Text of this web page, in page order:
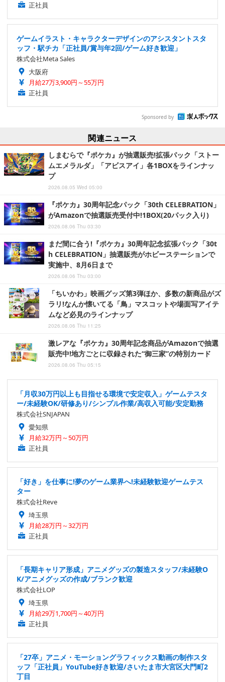
正社員
ゲームイラスト・キャラクターデザインのアシスタントスタ
ッフ・駅チカ「正社員/賞与年2回/ゲーム好き歓迎」
株式会社Meta Sales
大阪府
月給27万3,900円～55万円
正社員
Sponsored by
関連ニュース
しまむらで『ポケカ』が抽選販売!拡張パック「ストー
ムエメラルダ」「アビスアイ」各1BOXをラインナッ
プ
2026.08.05 Wed 05:00
『ポケカ』30周年記念パック「30th CELEBRATION」
がAmazonで抽選販売受付中!1BOX(20パック入り)
2026.08.06 Thu 03:30
まだ間に合う!『ポケカ』30周年記念拡張パック「30t
h CELEBRATION」抽選販売がホビーステーションで
実施中、8月6日まで
2026.08.06 Thu 03:00
「ちいかわ」映画グッズ第3弾ほか、多数の新商品がズ
ラリ!なんか懐いてる「鳥」マスコットや場面写アイテ
ムなど必見のラインナップ
2026.08.06 Thu 11:25
激レアな『ポケカ』30周年記念商品がAmazonで抽選
販売中!地方ごとに収録された“御三家”の特別カード
2026.08.06 Thu 05:15
「月収30万円以上も目指せる環境で安定収入」ゲームテスタ
ー/未経験OK/研修あり/シンプル作業/高収入可能/安定勤務
株式会社SNJAPAN
愛知県
月給32万円～50万円
正社員
「好き」を仕事に!夢のゲーム業界へ!未経験歓迎ゲームテス
ター
株式会社Reve
埼玉県
月給28万円～32万円
正社員
「長期キャリア形成」アニメグッズの製造スタッフ/未経験O
K/アニメグッズの作成/ブランク歓迎
株式会社LOP
埼玉県
月給29万1,700円～40万円
正社員
「27卒」アニメ・モーショングラフィックス動画の制作スタ
ッフ「正社員」YouTube好き歓迎/さいたま市大宮区大門町2
丁目